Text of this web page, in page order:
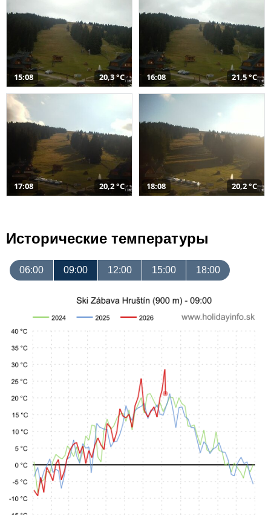
15:08 20,3 °C 16:08 21,5 °C
17:08 20,2 °C 18:08 20,2 °C
Исторические температуры
06:00 09:00 12:00 15:00 18:00